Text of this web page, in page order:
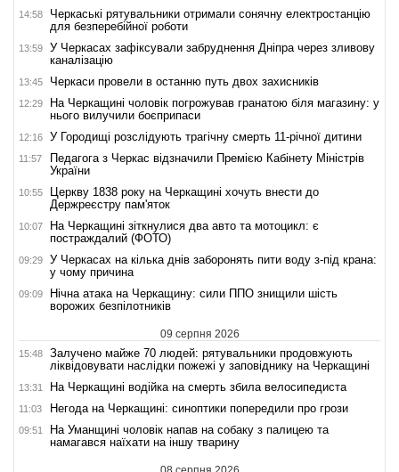
14:58
Черкаські рятувальники отримали сонячну електростанцію
для безперебійної роботи
13:59
У Черкасах зафіксували забруднення Дніпра через зливову
каналізацію
13:45 Черкаси провели в останню путь двох захисників
12:29
На Черкащині чоловік погрожував гранатою біля магазину: у
нього вилучили боєприпаси
12:16 У Городищі розслідують трагічну смерть 11-річної дитини
11:57
Педагога з Черкас відзначили Премією Кабінету Міністрів
України
10:55
Церкву 1838 року на Черкащині хочуть внести до
Держреєстру пам'яток
10:07
На Черкащині зіткнулися два авто та мотоцикл: є
постраждалий (ФОТО)
09:29
У Черкасах на кілька днів заборонять пити воду з-під крана:
у чому причина
09:09
Нічна атака на Черкащину: сили ППО знищили шість
ворожих безпілотників
09 серпня 2026
15:48
Залучено майже 70 людей: рятувальники продовжують
ліквідовувати наслідки пожежі у заповіднику на Черкащині
13:31 На Черкащині водійка на смерть збила велосипедиста
11:03 Негода на Черкащині: синоптики попередили про грози
09:51
На Уманщині чоловік напав на собаку з палицею та
намагався наїхати на іншу тварину